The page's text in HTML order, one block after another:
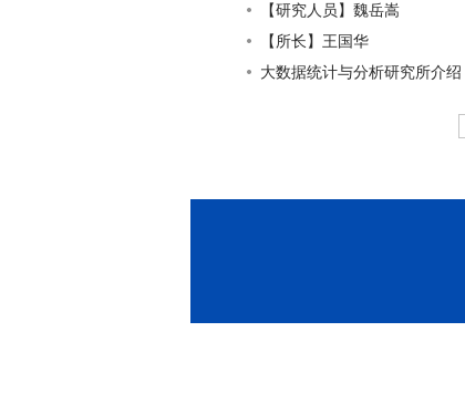
【研究人员】魏岳嵩
【所长】王国华
大数据统计与分析研究所介绍